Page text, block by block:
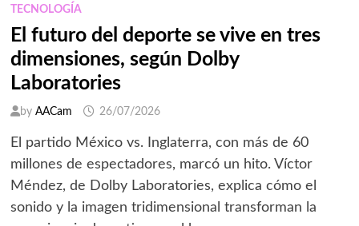
TECNOLOGÍA
El futuro del deporte se vive en tres
dimensiones, según Dolby
Laboratories
by AACam 26/07/2026
El partido México vs. Inglaterra, con más de 60
millones de espectadores, marcó un hito. Víctor
Méndez, de Dolby Laboratories, explica cómo el
sonido y la imagen tridimensional transforman la